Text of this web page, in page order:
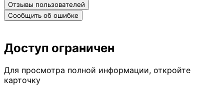
Отзывы пользователей
Сообщить об ошибке
Доступ ограничен
Для просмотра полной информации, откройте
карточку